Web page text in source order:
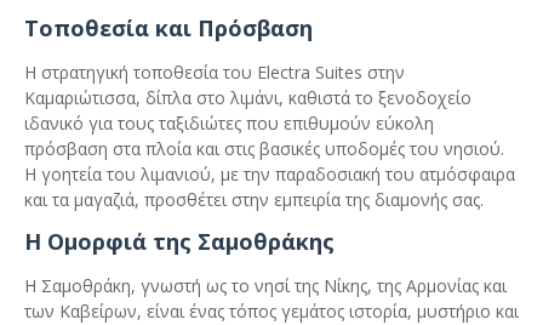
Τοποθεσία και Πρόσβαση
Η στρατηγική τοποθεσία του Electra Suites στην
Καμαριώτισσα, δίπλα στο λιμάνι, καθιστά το ξενοδοχείο
ιδανικό για τους ταξιδιώτες που επιθυμούν εύκολη
πρόσβαση στα πλοία και στις βασικές υποδομές του νησιού.
Η γοητεία του λιμανιού, με την παραδοσιακή του ατμόσφαιρα
και τα μαγαζιά, προσθέτει στην εμπειρία της διαμονής σας.
Η Ομορφιά της Σαμοθράκης
Η Σαμοθράκη, γνωστή ως το νησί της Νίκης, της Αρμονίας και
των Καβείρων, είναι ένας τόπος γεμάτος ιστορία, μυστήριο και